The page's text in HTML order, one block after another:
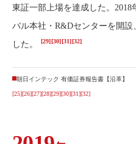
東証一部上場を達成した。
バル本社・R&Dセンターを開
した。
[29][30][31][32]
朝日インテック 有価証券報告書【沿革】
[25][26][27][28][29][30][31][32]